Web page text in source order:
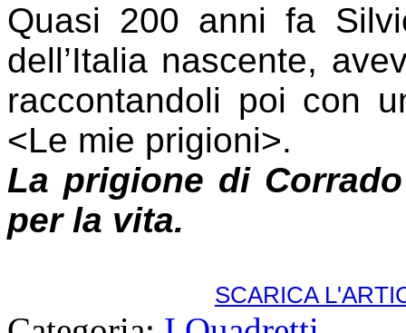
Quasi 200 anni fa
dell’Italia nascente,
raccontandoli poi con
<Le mie prigioni>.
La prigione di
per la vita.
SCARICA